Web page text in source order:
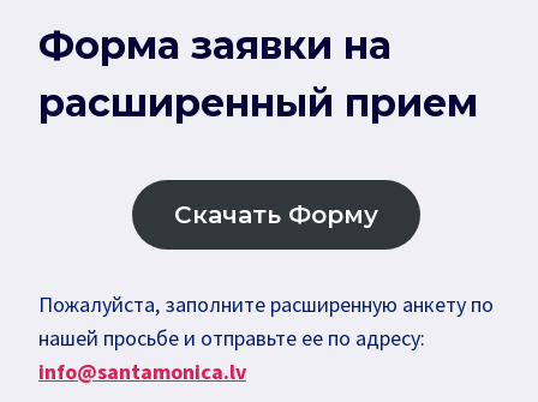
Форма заявки на
расширенный прием
Скачать Форму
Пожалуйста, заполните расширенную анкету по
нашей просьбе и отправьте ее по адресу:
info@santamonica.lv